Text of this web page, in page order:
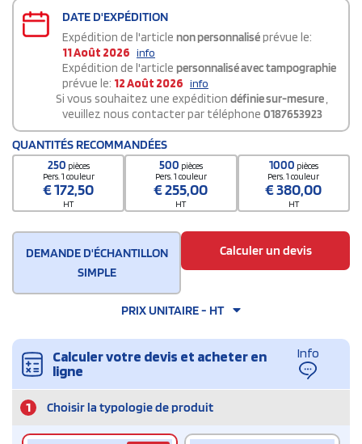
DATE D'EXPÉDITION
Expédition de l'article non personnaliséprévue le:
11 Août 2026 info
Expédition de l'article personnalisé avec tampographie
prévue le: 12 Août 2026 info
Si vous souhaitez une expédition définie sur-mesure,
veuillez nous contacter par téléphone 0187653923
QUANTITÉS RECOMMANDÉES
250 pièces
Pers. 1 couleur
€172,50
HT
500 pièces
Pers. 1 couleur
€255,00
HT
1000 pièces
Pers. 1 couleur
€380,00
HT
DEMANDE D'ÉCHANTILLON
SIMPLE
Calculer un devis
PRIX UNITAIRE - HT
Calculer votre devis et acheter en
ligne
Info
1 Choisir la typologie de produit